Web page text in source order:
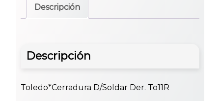
Descripción
Descripción
Toledo*Cerradura D/Soldar Der. To11R